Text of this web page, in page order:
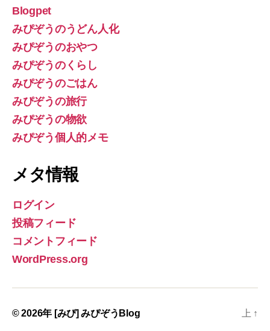
Blogpet
みぴぞうのうどん人化
みぴぞうのおやつ
みぴぞうのくらし
みぴぞうのごはん
みぴぞうの旅行
みぴぞうの物欲
みぴぞう個人的メモ
メタ情報
ログイン
投稿フィード
コメントフィード
WordPress.org
© 2026年 [みぴ] みぴぞうBlog 上 ↑